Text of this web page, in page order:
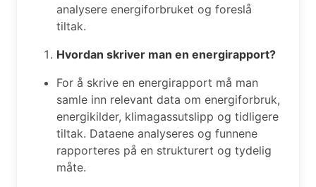
analysere energiforbruket og foreslå
tiltak.
Hvordan skriver man en energirapport?
For å skrive en energirapport må man
samle inn relevant data om energiforbruk,
energikilder, klimagassutslipp og tidligere
tiltak. Dataene analyseres og funnene
rapporteres på en strukturert og tydelig
måte.